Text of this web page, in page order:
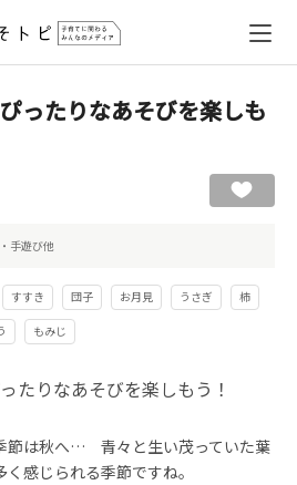
ったりなあそびを楽しも
手遊び他
すすき 団子 お月見 うさぎ 柿
もみじ
節は秋へ… 青々と生い茂っていた葉
感じられる季節ですね。